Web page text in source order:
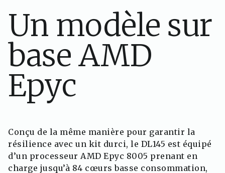
Un modèle sur
base AMD
Epyc
Conçu de la même manière pour garantir la
résilience avec un kit durci, le DL145 est équipé
d’un processeur AMD Epyc 8005 prenant en
charge jusqu’à 84 cœurs basse consommation,